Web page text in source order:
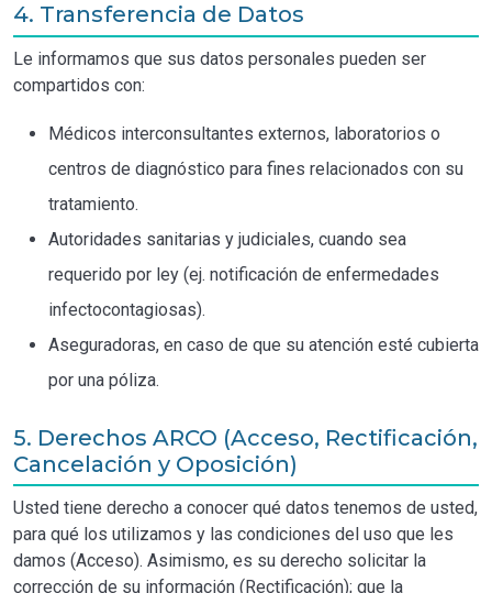
4. Transferencia de Datos
Le informamos que sus datos personales pueden ser
compartidos con:
Médicos interconsultantes externos, laboratorios o
centros de diagnóstico para fines relacionados con su
tratamiento.
Autoridades sanitarias y judiciales, cuando sea
requerido por ley (ej. notificación de enfermedades
infectocontagiosas).
Aseguradoras, en caso de que su atención esté cubierta
por una póliza.
5. Derechos ARCO (Acceso, Rectificación,
Cancelación y Oposición)
Usted tiene derecho a conocer qué datos tenemos de usted,
para qué los utilizamos y las condiciones del uso que les
damos (Acceso). Asimismo, es su derecho solicitar la
corrección de su información (Rectificación); que la